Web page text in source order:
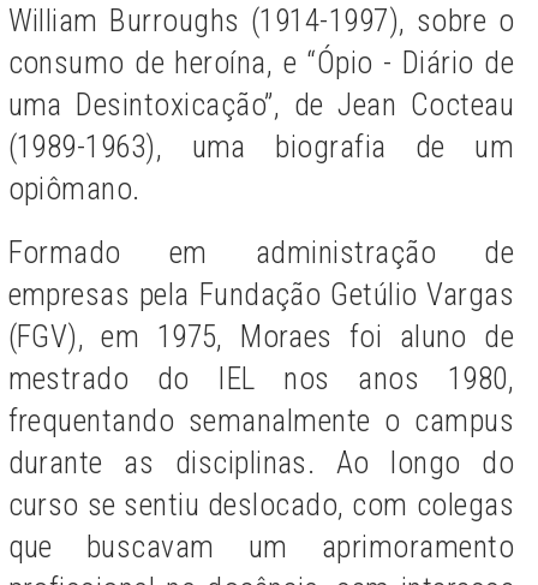
William Burroughs (1914-1997), sobre o
consumo de heroína, e “Ópio - Diário de
uma Desintoxicação”, de Jean Cocteau
(1989-1963), uma biografia de um
opiômano.
Formado em administração de
empresas pela Fundação Getúlio Vargas
(FGV), em 1975, Moraes foi aluno de
mestrado do IEL nos anos 1980,
frequentando semanalmente o campus
durante as disciplinas. Ao longo do
curso se sentiu deslocado, com colegas
que buscavam um aprimoramento